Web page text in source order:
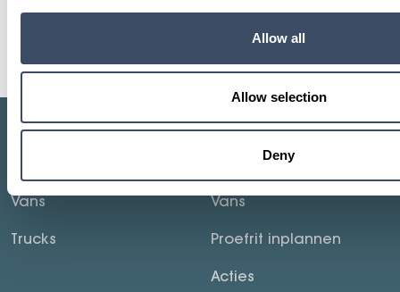
Allow all
Allow selection
Deny
smart,DongfengenVOYAHen plan direct een
Mobility
Vans
Trucks
Voorraad
Vans
Proefrit inplannen
Acties